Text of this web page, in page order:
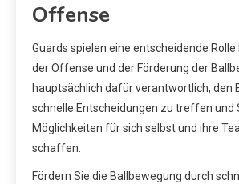
Offense
Guards spielen eine entscheidende Rolle
der Offense und der Förderung der
hauptsächlich dafür verantwortlich, den
schnelle Entscheidungen zu treffen und
Möglichkeiten für sich selbst und ihre
schaffen.
Fördern Sie die Ballbewegung durch